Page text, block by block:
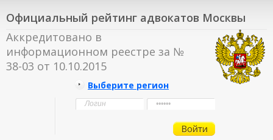
Официальный рейтинг адвокатов Москвы
Аккредитовано в
информационном реестре за №
38-03 от 10.10.2015
Выберите регион